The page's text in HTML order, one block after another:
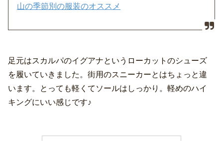
山の季節別の服装のオススメ
足元はスカルパのイグアナというローカットのシューズ
を履いていきました。街用のスニーカーとはちょっと違
います。とっても軽くてソールはしっかり。軽めのハイ
キングにいい感じです♪